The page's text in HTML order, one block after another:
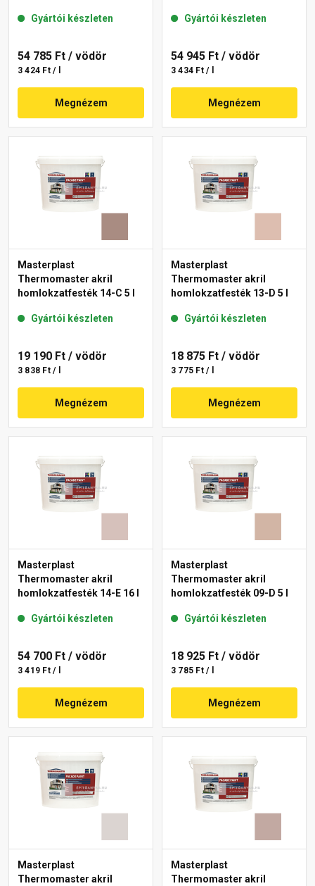
Gyártói készleten
54 785 Ft / vödör
3 424 Ft / l
Megnézem
Gyártói készleten
54 945 Ft / vödör
3 434 Ft / l
Megnézem
Masterplast
Thermomaster akril
homlokzatfesték 14-C 5 l
Gyártói készleten
19 190 Ft / vödör
3 838 Ft / l
Megnézem
Masterplast
Thermomaster akril
homlokzatfesték 13-D 5 l
Gyártói készleten
18 875 Ft / vödör
3 775 Ft / l
Megnézem
Masterplast
Thermomaster akril
homlokzatfesték 14-E 16 l
Gyártói készleten
54 700 Ft / vödör
3 419 Ft / l
Megnézem
Masterplast
Thermomaster akril
homlokzatfesték 09-D 5 l
Gyártói készleten
18 925 Ft / vödör
3 785 Ft / l
Megnézem
Masterplast
Thermomaster akril
Masterplast
Thermomaster akril